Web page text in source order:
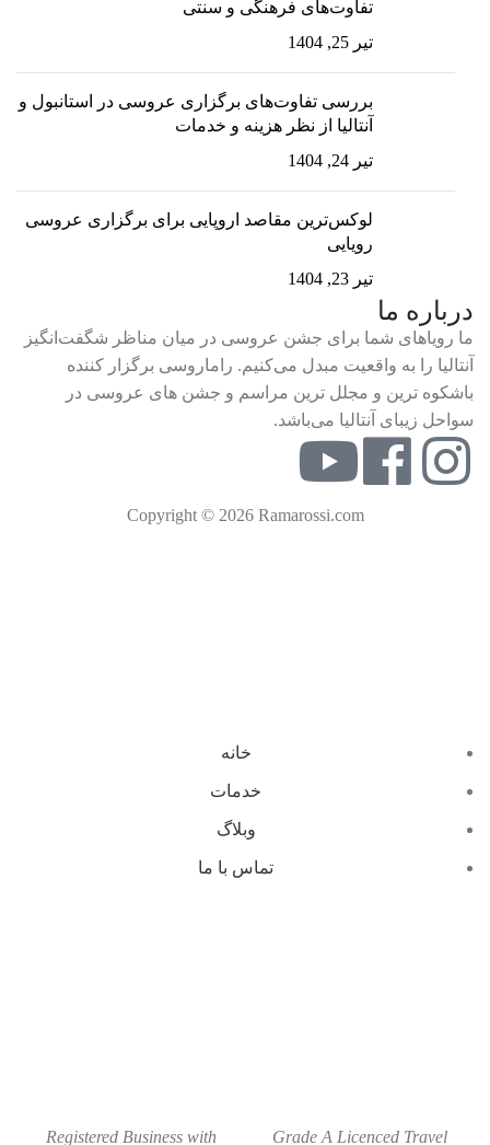
تفاوت‌های فرهنگی و سنتی
تیر 25, 1404
بررسی تفاوت‌های برگزاری عروسی در استانبول و
آنتالیا از نظر هزینه و خدمات
تیر 24, 1404
لوکس‌ترین مقاصد اروپایی برای برگزاری عروسی
رویایی
تیر 23, 1404
درباره ما
ما رویاهای شما برای جشن عروسی در میان مناظر شگفت‌انگیز
آنتالیا را به واقعیت مبدل می‌کنیم. راماروسی برگزار کننده
باشکوه ترین و مجلل ترین مراسم و جشن های عروسی در
سواحل زیبای آنتالیا می‌باشد.
Copyright © 2026 Ramarossi.com
خانه
خدمات
وبلاگ
تماس با ما
Grade A Licenced Travel
Registered Business with